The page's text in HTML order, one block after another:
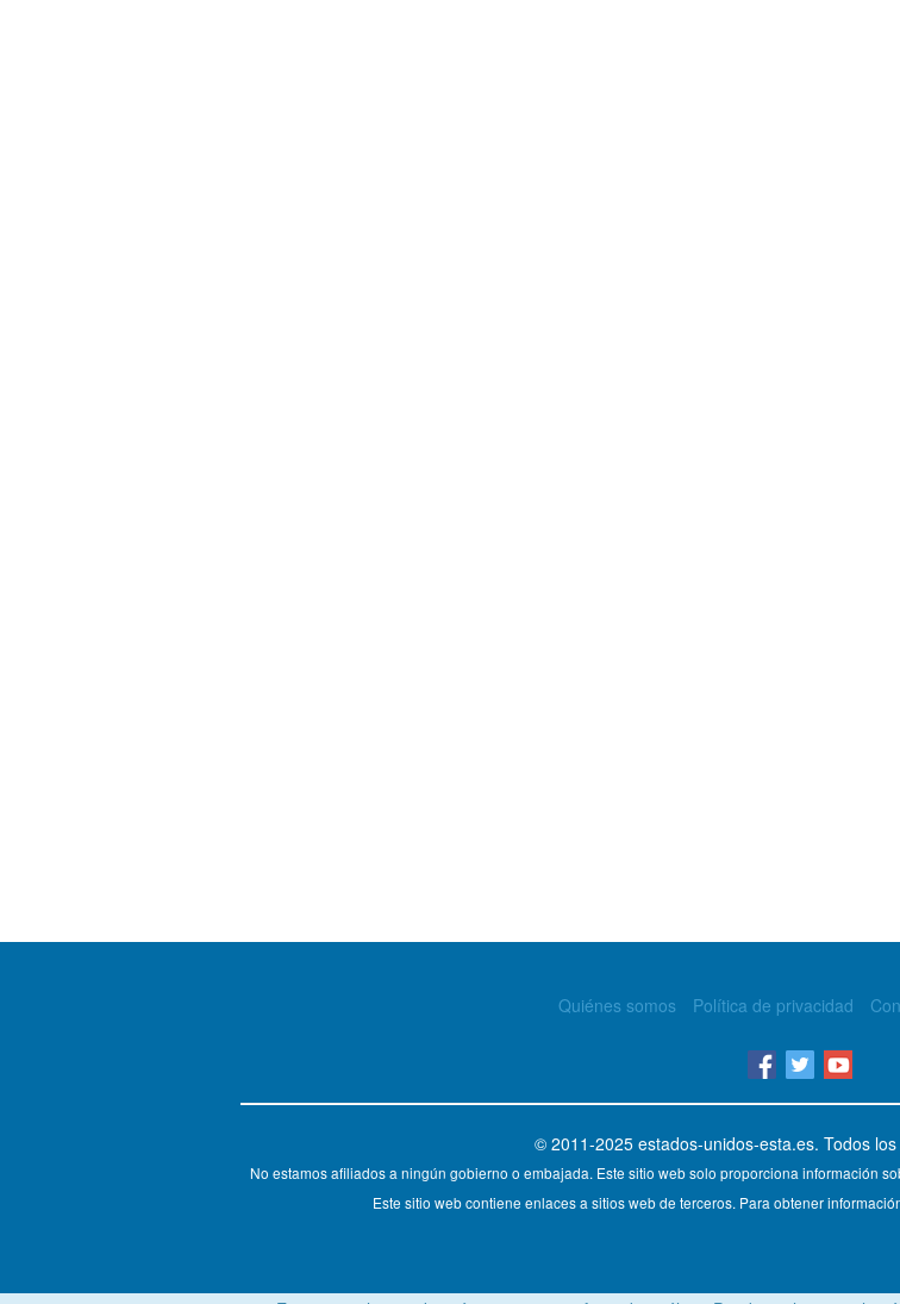
Quiénes somos Política de privacidad
© 2011-2025 estados-unidos-esta.es. Todos
No estamos afiliados a ningún gobierno o embajada. Este sitio web solo proporciona información
Este sitio web contiene enlaces a sitios web de terceros. Para obtener